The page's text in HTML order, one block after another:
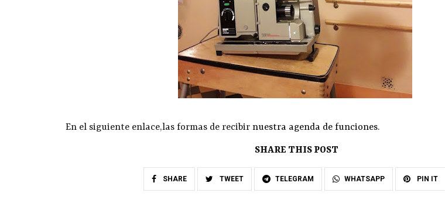
En el siguiente enlace,las formas de recibir nuestra agenda de funciones.
SHARE THIS POST
SHARE TWEET TELEGRAM WHATSAPP PIN IT